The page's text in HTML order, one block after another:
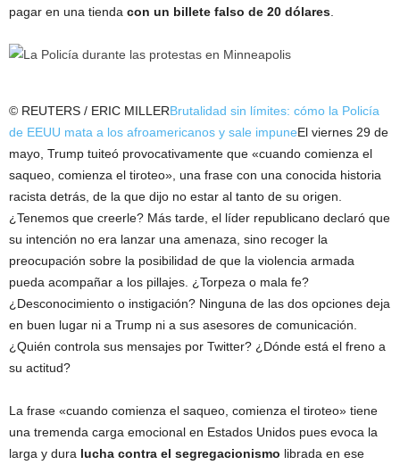
pagar en una tienda con un billete falso de 20 dólares
© REUTERS / ERIC MILLERBrutalidad sin límites: cómo la Policía
de EEUU mata a los afroamericanos y sale impuneEl viernes 29 de
mayo, Trump tuiteó provocativamente que «cuando comienza el
saqueo, comienza el tiroteo», una frase con una conocida historia
racista detrás, de la que dijo no estar al tanto de su origen.
¿Tenemos que creerle? Más tarde, el líder republicano declaró que
su intención no era lanzar una amenaza, sino recoger la
preocupación sobre la posibilidad de que la violencia armada
pueda acompañar a los pillajes. ¿Torpeza o mala fe?
¿Desconocimiento o instigación? Ninguna de las dos opciones deja
en buen lugar ni a Trump ni a sus asesores de comunicación.
¿Quién controla sus mensajes por Twitter? ¿Dónde está el freno a
su actitud?
La frase «cuando comienza el saqueo, comienza el tiroteo» tiene
una tremenda carga emocional en Estados Unidos pues evoca la
larga y dura lucha contra el segregacionismo librada en ese